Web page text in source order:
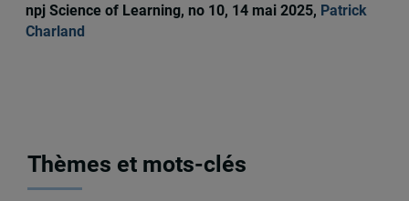
npj Science of Learning, no 10, 14 mai 2025, Patrick
Charland
Thèmes et mots-clés